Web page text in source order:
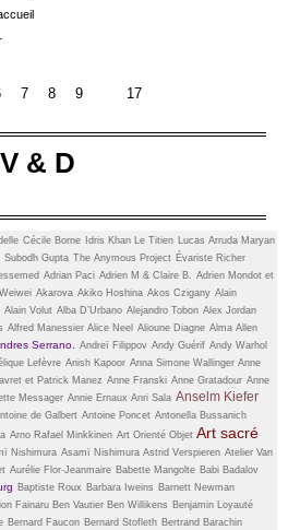
7 8 9 17
& D
Cécile Borne Idris Khan Le Titien Lucas Arruda Maryan
Subodh Gupta The Anymous Project Évariste Richer
Adrian Paci Adrien M & Claire B. Adrien Mondot et
Akarova Akiko Hoshina Akos Czigany Alain
Alain Volut Alba D’Urbano Alejandro Tobon Alex Jordan
Alfred Manessier Alice Neel Alioune Diagne Alma Allen
Serrano. Andreï Filippov Andy Guérif Andy Warhol
Lefèvre Anish Kapoor Anna Simone Wallinger Anne
et Patrick Manez Anne Franski Anne Gratadour Anne
Messager Annie Ernaux Anri Sala Anselm Kiefer
de Galbert Antoine Poncet Antonella Bussanich
Arno Rafael Minkkinen Art Orienté Objet Art sacré
Nishimura Asamï Nishimura Astrid Verspieren Atelier Van
Aurélie Flor-Jeanmaire Babette Mangolte Babi Badalov
Baptiste Roux Barbara Iweins Barnett Newman
Fainaru Ben Vautier Ben Willikens Benjamin Loyauté
Bernard Faucon Bernard Stofleth Bertrand Barachin